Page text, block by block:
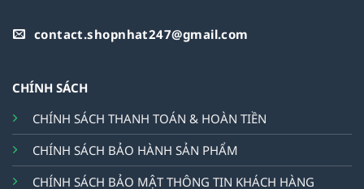
contact.shopnhat247@gmail.com
CHÍNH SÁCH
CHÍNH SÁCH THANH TOÁN & HOÀN TIỀN
CHÍNH SÁCH BẢO HÀNH SẢN PHẨM
CHÍNH SÁCH BẢO MẬT THÔNG TIN KHÁCH HÀNG